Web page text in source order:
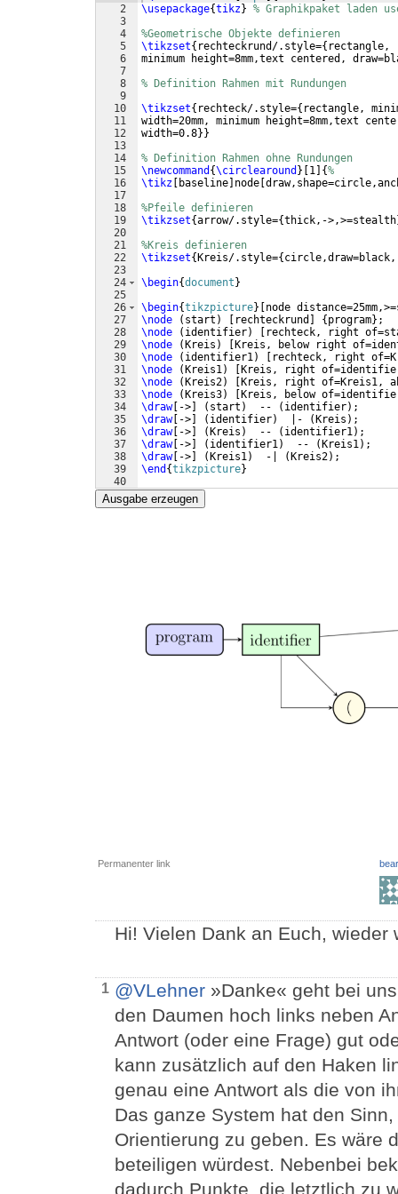
2
3
4
5
6
7
8
9
10
11
12
13
14
15
16
17
18
19
20
21
22
23
24
25
26
27
28
29
30
31
32
33
34
35
36
37
38
39
40
41
\usepackage{tikz} % Graphikpaket laden
%Geometrische Objekte definieren
\tikzset{ rechteckrund/.style={ rectangle,
minimum height=8mm,text centered,
% Definition Rahmen mit Rundungen
\tikzset{ rechteck/.style={ rectangle,
width=20mm, minimum height=8mm,text
width=0.8}}
% Definition Rahmen ohne Rundungen
\newcommand {\circlearound } 1 {%
\tikz
baseline node
%Pfeile definieren
\tikzset{arrow/.style={thick,->,>=stealth
%Kreis definieren
\tikzset{ Kreis/.style={
\begin{document }
\begin{tikzpicture}
node
\node
( start ) rechteckrund { program} ;
\node
( identifier)
rechteck, right
\node
( Kreis )
Kreis, below right
\node
( identifier1)
rechteck, right
\node
( Kreis1)
Kreis, right
\node
( Kreis2)
Kreis, right of=Kreis1,
\node
( Kreis3)
Kreis, below
\draw[ -> ( start )
  --
( identifier) ;
\draw[ -> ( identifier)
  |-
( Kreis ) ;
\draw[ -> ( Kreis )
  --
( identifier1) ;
\draw[ -> ( identifier1)
  --
( Kreis1) ;
\draw[ -> ( Kreis1)
  -|
( Kreis2) ;
\end {tikzpicture}
\end{document
Ausgabe erzeugen
Permanenter link
Hi! Vielen Dank an Euch, wieder
1 @VLehner »Danke« geht bei
den Daumen hoch links neben
Antwort (oder eine Frage) gut
kann zusätzlich auf den Haken
genau eine Antwort als die von
Das ganze System hat den
Orientierung zu geben. Es wäre
beteiligen würdest. Nebenbei
dadurch Punkte, die letztlich zu